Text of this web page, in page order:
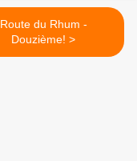
Route du Rhum -
Douzième! >